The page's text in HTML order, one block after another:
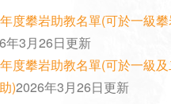
度攀岩助教名單(可於一級
年3月26日更新
度攀岩助教名單(可於一級
)2026年3月26日更新